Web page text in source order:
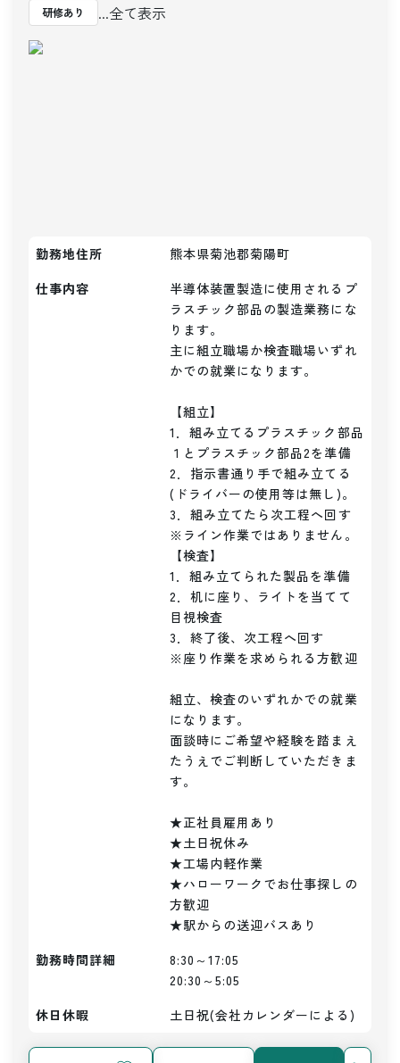
研修あり
...全て表示
勤務地住所
熊本県菊池郡菊陽町
仕事内容
半導体装置製造に使用されるプ
ラスチック部品の製造業務にな
ります。
主に組立職場か検査職場いずれ
かでの就業になります。
【組立】
1．組み立てるプラスチック部品
１とプラスチック部品2を準備
2．指示書通り手で組み立てる
(ドライバーの使用等は無し)。
3．組み立てたら次工程へ回す
※ライン作業ではありません。
【検査】
1．組み立てられた製品を準備
2．机に座り、ライトを当てて
目視検査
3．終了後、次工程へ回す
※座り作業を求められる方歓迎
組立、検査のいずれかでの就業
になります。
面談時にご希望や経験を踏まえ
たうえでご判断していただきま
す。
★正社員雇用あり
★土日祝休み
★工場内軽作業
★ハローワークでお仕事探しの
方歓迎
★駅からの送迎バスあり
勤務時間詳細
8:30～17:05
20:30～5:05
休日休暇
土日祝(会社カレンダーによる)